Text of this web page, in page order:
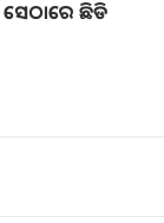
ଛିଡି